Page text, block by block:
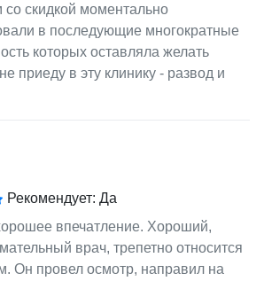
скидкой моментально
в последующие многократные
которых оставляла желать
приеду в эту клинику - развод и
Рекомендует: Да
впечатление. Хороший,
врач, трепетно относится
Он провел осмотр, направил на